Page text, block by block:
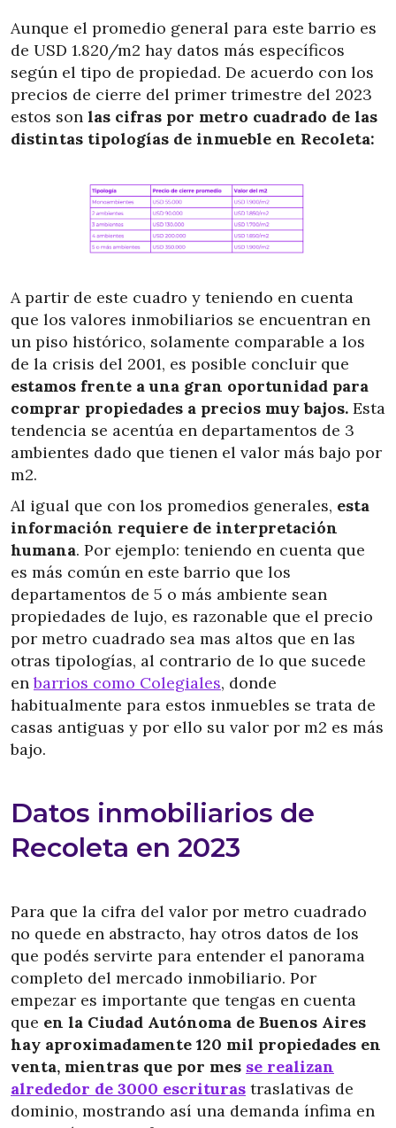
Aunque el promedio general para este barrio es
de USD 1.820/m2 hay datos más específicos
según el tipo de propiedad. De acuerdo con los
precios de cierre del primer trimestre del 2023
estos son las cifras por metro cuadrado de las
distintas tipologías de inmueble en Recoleta:
A partir de este cuadro y teniendo en cuenta
que los valores inmobiliarios se encuentran en
un piso histórico, solamente comparable a los
de la crisis del 2001, es posible concluir que
estamos frente a una gran oportunidad para
comprar propiedades a precios muy bajos. Esta
tendencia se acentúa en departamentos de 3
ambientes dado que tienen el valor más bajo por
m2.
Al igual que con los promedios generales, esta
información requiere de interpretación
humana. Por ejemplo: teniendo en cuenta que
es más común en este barrio que los
departamentos de 5 o más ambiente sean
propiedades de lujo, es razonable que el precio
por metro cuadrado sea mas altos que en las
otras tipologías, al contrario de lo que sucede
enbarrios como Colegiales, donde
habitualmente para estos inmuebles se trata de
casas antiguas y por ello su valor por m2 es más
bajo.
Datos inmobiliarios de
Recoleta en 2023
Para que la cifra del valor por metro cuadrado
no quede en abstracto, hay otros datos de los
que podés servirte para entender el panorama
completo del mercado inmobiliario. Por
empezar es importante que tengas en cuenta
que en la Ciudad Autónoma de Buenos Aires
hay aproximadamente 120 mil propiedades en
venta, mientras que por mes se realizan
alrededor de 3000 escrituras traslativas de
dominio, mostrando así una demanda ínfima en